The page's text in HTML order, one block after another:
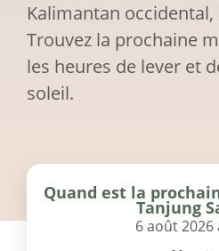
Kalimantan
Trouvez la prochaine
les heures de lever et
soleil.
Quand est la
Tanjung
6 août 2026